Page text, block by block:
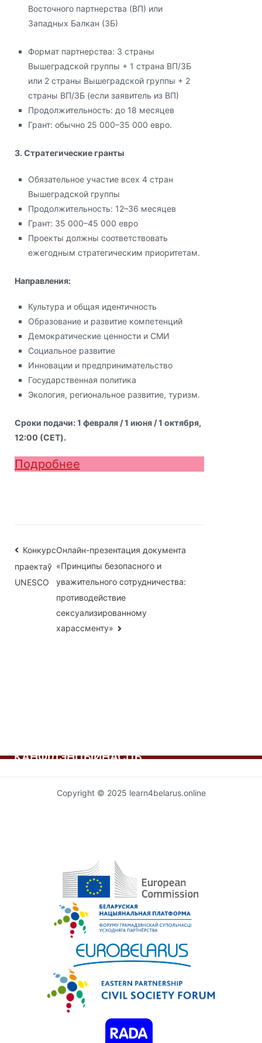
Восточного партнерства (ВП) или
Западных Балкан (ЗБ)
Формат партнерства: 3 страны
Вышеградской группы + 1 страна ВП/ЗБ
или 2 страны Вышеградской группы + 2
страны ВП/ЗБ (если заявитель из ВП)
Продолжительность: до 18 месяцев
Грант: обычно 25 000–35 000 евро.
3. Стратегические гранты
Обязательное участие всех 4 стран
Вышеградской группы
Продолжительность: 12–36 месяцев
Грант: 35 000–45 000 евро
Проекты должны соответствовать
ежегодным стратегическим приоритетам.
Направления:
Культура и общая идентичность
Образование и развитие компетенций
Демократические ценности и СМИ
Социальное развитие
Инновации и предпринимательство
Государственная политика
Экология, региональное развитие, туризм.
Сроки подачи: 1 февраля / 1 июня / 1 октября,
12:00 (CET).
Подробнее
Навігацыя
па
запісах
Конкурс
праектаў
UNESCO
Онлайн-презентация документа
«Принципы безопасного и
уважительного сотрудничества:
противодействие
сексуализированному
харассменту»
КАНФІДЭНЦЫЙНАСЦЬ
Copyright © 2025 learn4belarus.online